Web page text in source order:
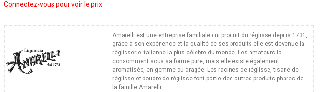
Connectez-vous pour voir le prix
Amarelli est une entreprise familiale qui produit du réglisse depuis 1731,
grâce à son expérience et la qualité de ses produits elle est devenue la
réglisserie italienne la plus célèbre du monde. Les amateurs la
consomment sous sa forme pure, mais elle existe également
aromatisée, en gomme ou dragée. Les racines de réglisse, tisane de
réglisse et poudre de réglisse font partie des autres produits phares de
la famille Amarelli.